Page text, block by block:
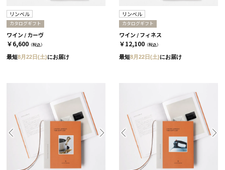
リンベル
カタログギフト
ワイン / カーヴ
￥6,600 （税込）
最短8月22日(土)にお届け
リンベル
カタログギフト
ワイン / フィネス
￥12,100 （税込）
最短8月22日(土)にお届け